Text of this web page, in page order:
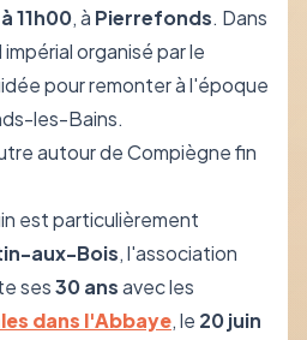
11h00, à Pierrefonds. Dans
organisé par le
pour remonter à l'époque
les-Bains.
autour de Compiègne fin
est particulièrement
aux-Bois, l'association
ses30 ansavec les
dans l'Abbaye, le 20 juin